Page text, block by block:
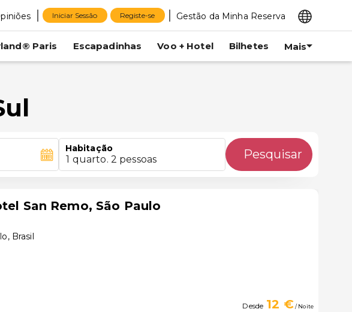
Iniciar Sessão Registe-se Gestão da Minha Reserva
Paris Escapadinhas Voo + Hotel Bilhetes Mais
Habitação
1 quarto. 2 pessoas Pesquisar
San Remo, São Paulo
, Brasil
Desde 12 €/ Noite